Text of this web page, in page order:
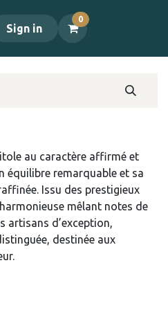
Sign in
0
au caractère affirmé et
équilibre remarquable et sa
Issu des prestigieux
mêlant notes de
artisans d’exception,
destinée aux